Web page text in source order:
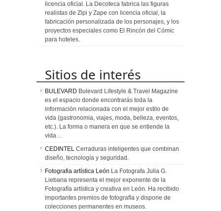
licencia oficial. La Decoteca fabrica las figuras
realistas de Zipi y Zape con licencia oficial, la
fabricación personalizada de los personajes, y los
proyectos especiales como El Rincón del Cómic
para hoteles.
Sitios de interés
BULEVARD Bulevard Lifestyle & Travel Magazine
es el espacio donde encontrarás toda la
información relacionada con el mejor estilo de
vida (gastronomia, viajes, moda, belleza, eventos,
etc.). La forma o manera en que se entiende la
vida…
CEDINTEL Cerraduras inteligentes que combinan
diseño, tecnología y seguridad.
Fotografia artística León La Fotografa Julia G.
Liebana representa el mejor exponente de la
Fotografía artística y creativa en León. Ha recibido
importantes premios de fotografía y dispone de
colecciones permanentes en museos.